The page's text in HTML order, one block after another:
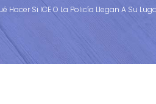
Hacer Si ICE O La Policía Llegan A Su